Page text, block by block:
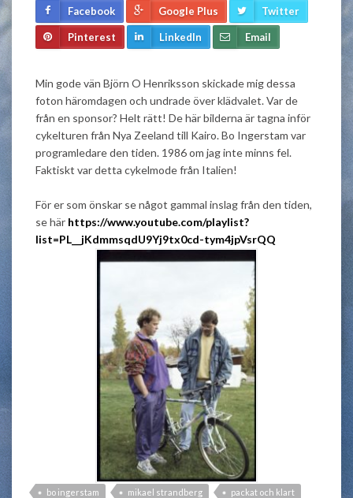
Facebook Google Plus Twitter
Pinterest LinkedIn Email
Min gode vän Björn O Henriksson skickade mig dessa
foton häromdagen och undrade över klädvalet. Var de
från en sponsor? Helt rätt! De här bilderna är tagna inför
cykelturen från Nya Zeeland till Kairo. Bo Ingerstam var
programledare den tiden. 1986 om jag inte minns fel.
Faktiskt var detta cykelmode från Italien!
För er som önskar se något gammal inslag från den tiden,
se här https://www.youtube.com/playlist?
list=PL__jKdmmsqdU9Yj9tx0cd-tym4jpVsrQQ
bo ingerstam mikael strandberg
packat och klart